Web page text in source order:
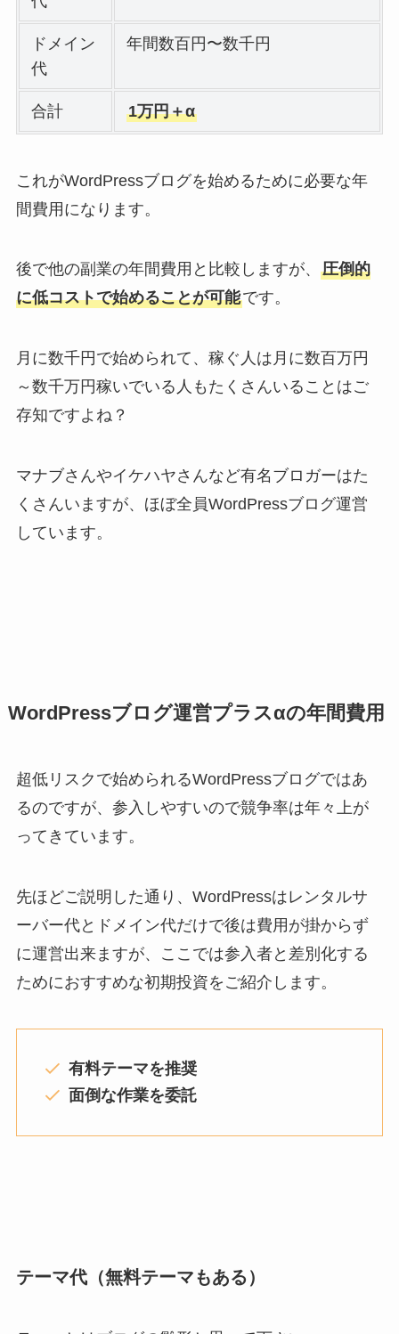
ドメイン
代
年間数百円〜数千円
合計 1万円＋α
これがWordPressブログを始めるために必要な年
間費用になります。
後で他の副業の年間費用と比較しますが、 圧倒的
に低コストで始めることが可能です。
月に数千円で始められて、稼ぐ人は月に数百万円
～数千万円稼いでいる人もたくさんいることはご
存知ですよね？
マナブさんやイケハヤさんなど有名ブロガーはた
くさんいますが、ほぼ全員WordPressブログ運営
しています。
WordPressブログ運営プラスαの年間費用
超低リスクで始められるWordPressブログではあ
るのですが、参入しやすいので競争率は年々上が
ってきています。
先ほどご説明した通り、WordPressはレンタルサ
ーバー代とドメイン代だけで後は費用が掛からず
に運営出来ますが、ここでは参入者と差別化する
ためにおすすめな初期投資をご紹介します。
有料テーマを推奨
面倒な作業を委託
テーマ代（無料テーマもある）